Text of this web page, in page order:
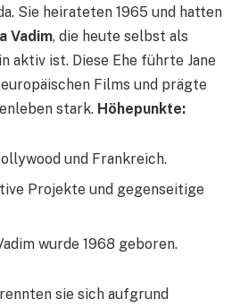
Sie heirateten 1965 und hatten
Vadim, die heute selbst als
aktiv ist. Diese Ehe führte Jane
Films und prägte
stark. Höhepunkte:
und Frankreich.
Projekte und gegenseitige
wurde 1968 geboren.
sie sich aufgrund